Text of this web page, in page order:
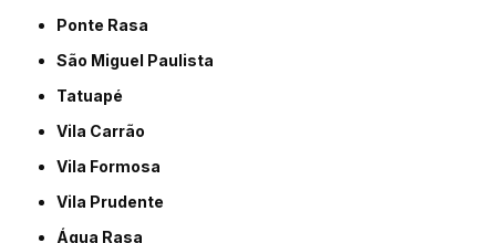
Ponte Rasa
São Miguel Paulista
Tatuapé
Vila Carrão
Vila Formosa
Vila Prudente
Água Rasa